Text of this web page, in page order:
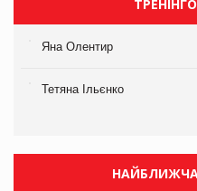
Яна Олентир
Тетяна Ільєнко
НАЙБЛИЖЧА